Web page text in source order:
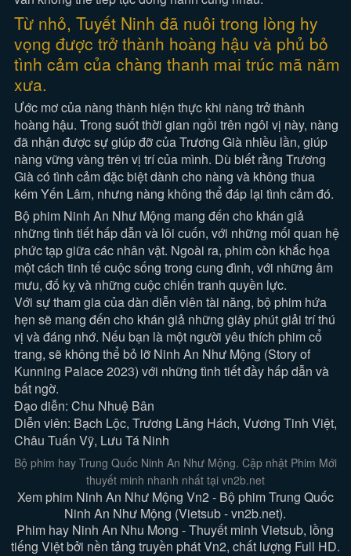
Từ nhỏ, Tuyết Ninh đã nuôi trong lòng hy
vọng được trở thành hoàng hậu và phủ bỏ
tình cảm của chàng thanh mai trúc mã năm
xưa.
Ước mơ của nàng thành hiện thực khi nàng trở thành
hoàng hậu. Trong suốt thời gian ngồi trên ngôi vị này, nàng
đã nhận được sự giúp đỡ của Trương Già nhiều lần, giúp
nàng vững vàng trên vị trí của mình. Dù biết rằng Trương
Già có tình cảm đặc biệt dành cho nàng và không thua
kém Yến Lâm, nhưng nàng không thể đáp lại tình cảm đó.
Bộ phim Ninh An Như Mộng mang đến cho khán giả
những tình tiết hấp dẫn và lôi cuốn, với những mối quan hệ
phức tạp giữa các nhân vật. Ngoài ra, phim còn khắc họa
một cách tinh tế cuộc sống trong cung đình, với những âm
mưu, đố kỵ và những cuộc chiến tranh quyền lực.
Với sự tham gia của dàn diễn viên tài năng, bộ phim hứa
hẹn sẽ mang đến cho khán giả những giây phút giải trí thú
vị và đáng nhớ. Nếu bạn là một người yêu thích phim cổ
trang, sẽ không thể bỏ lỡ Ninh An Như Mộng (Story of
Kunning Palace 2023) với những tình tiết đầy hấp dẫn và
bất ngờ.
Đạo diễn: Chu Nhuệ Bân
Diễn viên: Bạch Lộc, Trương Lăng Hách, Vương Tinh Việt,
Châu Tuấn Vỹ, Lưu Tá Ninh
Bộ phim hay Trung Quốc Ninh An Như Mộng. Cập nhật Phim Mới
thuyết minh nhanh nhất tại vn2b.net
Xem phim Ninh An Như Mộng Vn2 - Bộ phim Trung Quốc
Ninh An Như Mộng (Vietsub - vn2b.net).
Phim hay Ninh An Nhu Mong - Thuyết minh Vietsub, lồng
tiếng Việt bởi nền tảng truyền phát Vn2, chất lượng Full HD.